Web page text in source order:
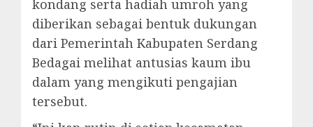
kondang serta hadiah umroh yang
diberikan sebagai bentuk dukungan
dari Pemerintah Kabupaten Serdang
Bedagai melihat antusias kaum ibu
dalam yang mengikuti pengajian
tersebut.